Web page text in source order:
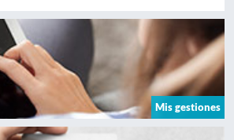
Mis gestiones